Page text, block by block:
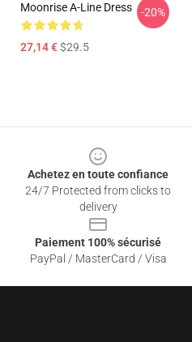
Moonrise A-Line Dress
27,14 €$29.5
-20%
Achetez en toute confiance
24/7 Protected from clicks to
delivery
Paiement 100% sécurisé
PayPal / MasterCard / Visa